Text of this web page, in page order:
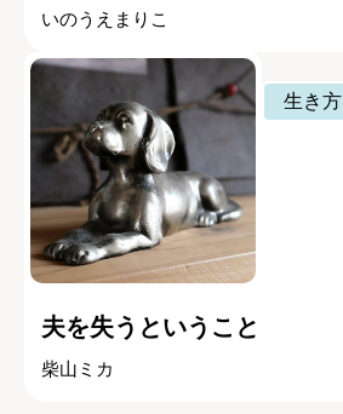
いのうえまりこ
生き方
夫を失うということ
柴山ミカ